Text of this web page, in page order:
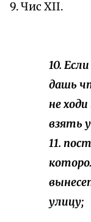
9. Чис XII.
10.
дашь
не
взять у
11.
улицу;